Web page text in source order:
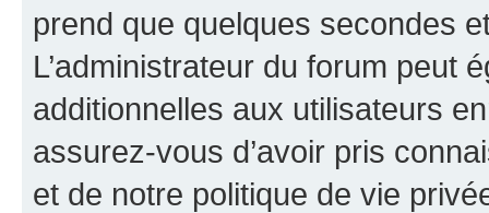
prend que quelques secondes
L’administrateur du forum peut
additionnelles aux utilisateurs
assurez-vous d’avoir pris
et de notre politique de vie